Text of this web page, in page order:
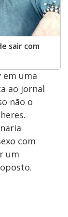
sair com
em uma
ao jornal
não o
com
um